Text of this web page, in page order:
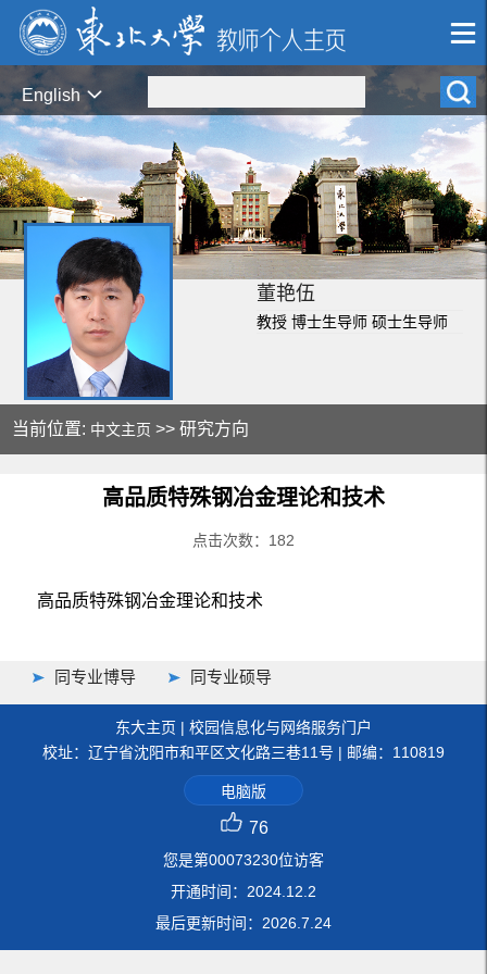
English
董艳伍
教授 博士生导师 硕士生导师
当前位置: 中文主页 >> 研究方向
高品质特殊钢冶金理论和技术
点击次数： 182
高品质特殊钢冶金理论和技术
同专业博导 同专业硕导
东大主页 | 校园信息化与网络服务门户
校址：辽宁省沈阳市和平区文化路三巷11号 | 邮编：110819
电脑版
76
您是第00073230位访客
开通时间： 2024 12 2
最后更新时间： 2026 7 24